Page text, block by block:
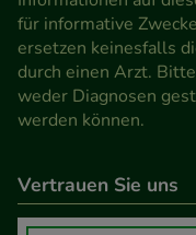
für informative
ersetzen keinesfalls
durch einen Arzt.
weder Diagnosen
werden können.
Vertrauen Sie uns